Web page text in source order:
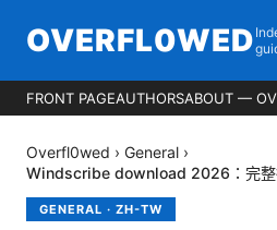
OVERFL0WED
FRONT PAGEAUTHORSABOUT —
Overfl0wed › General ›
Windscribe download 2026：完整
GENERAL · ZH-TW